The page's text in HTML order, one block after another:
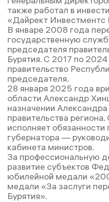
также работал в
«Дайрект
В январе 2008 года
государственную
председателя
Бурятия. С 2017 по 2024
правительство
председателя.
28 января 2025 года
области Александр
назначении
правительства
исполняет обязанности
губернатора —
кабинета министров.
За профессиональную
развитие субъектов
юбилейной медали
медали «За заслуги
Бурятия».